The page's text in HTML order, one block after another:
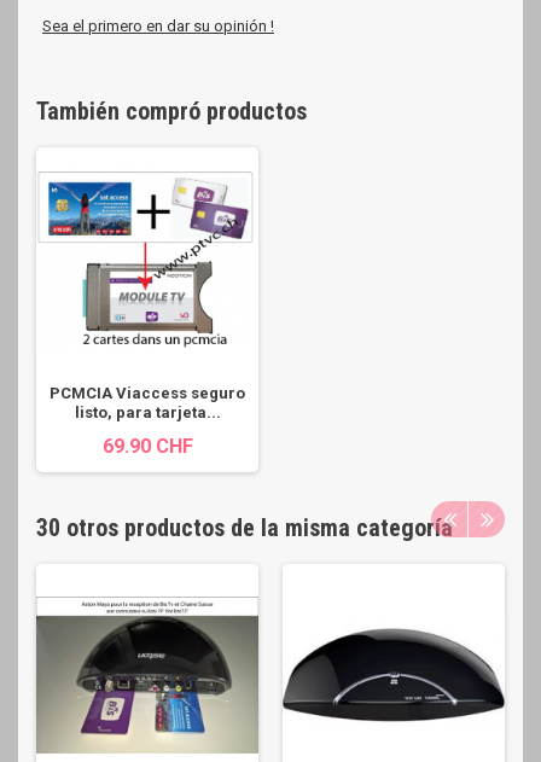
Sea el primero en dar su opinión !
También compró productos
PCMCIA Viaccess seguro
listo, para tarjeta...
69.90 CHF
30 otros productos de la misma categoría